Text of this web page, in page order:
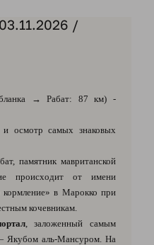
/
→ Рабат: 87 км) -
и осмотр самых знаковых
памятник мавританской
происходит от имени
кормление» в Марокко при
кочевникам.
, заложенный самым
Якубом аль-Мансуром. На